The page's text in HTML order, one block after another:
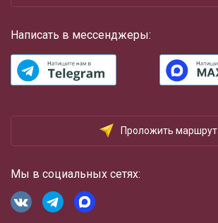
Написать в мессенджеры:
Проложить маршрут
Мы в социальных сетях: